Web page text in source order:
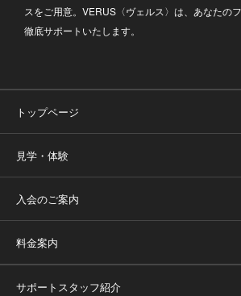
13. 個人情報の開示・訂正・追加・削除・利
止、消去、第三者提供の停止等をご希望さ
「16. お問い合わせ先」よりお問い合わせく
お客様ご本人から個人情報の開示、訂正、
止、消去、第三者提供の停止等のお求めがあ
なお、各種手続きに際しては、ご本人である
いただく場合があります。また、開示等の
数料をいただく場合がありますのでご了承く
14. 見直し
スをご用意。VERUS〈ヴェルス〉は、あなたの
徹底サポートいたします。
トップページ
見学・体験
入会のご案内
料金案内
サポートスタッフ紹介